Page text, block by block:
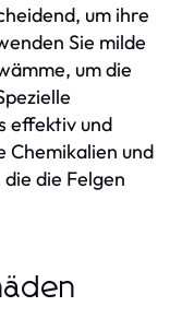
um ihre
Sie milde
um die
effektiv und
Chemikalien und
die Felgen